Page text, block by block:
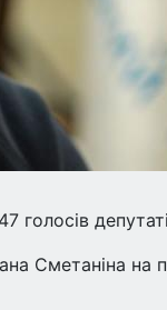
Сметаніна на